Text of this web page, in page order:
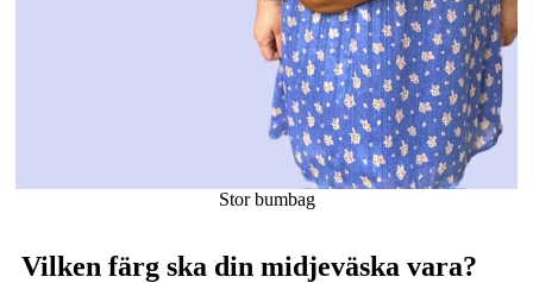
Stor bumbag
Vilken färg ska din midjeväska vara?